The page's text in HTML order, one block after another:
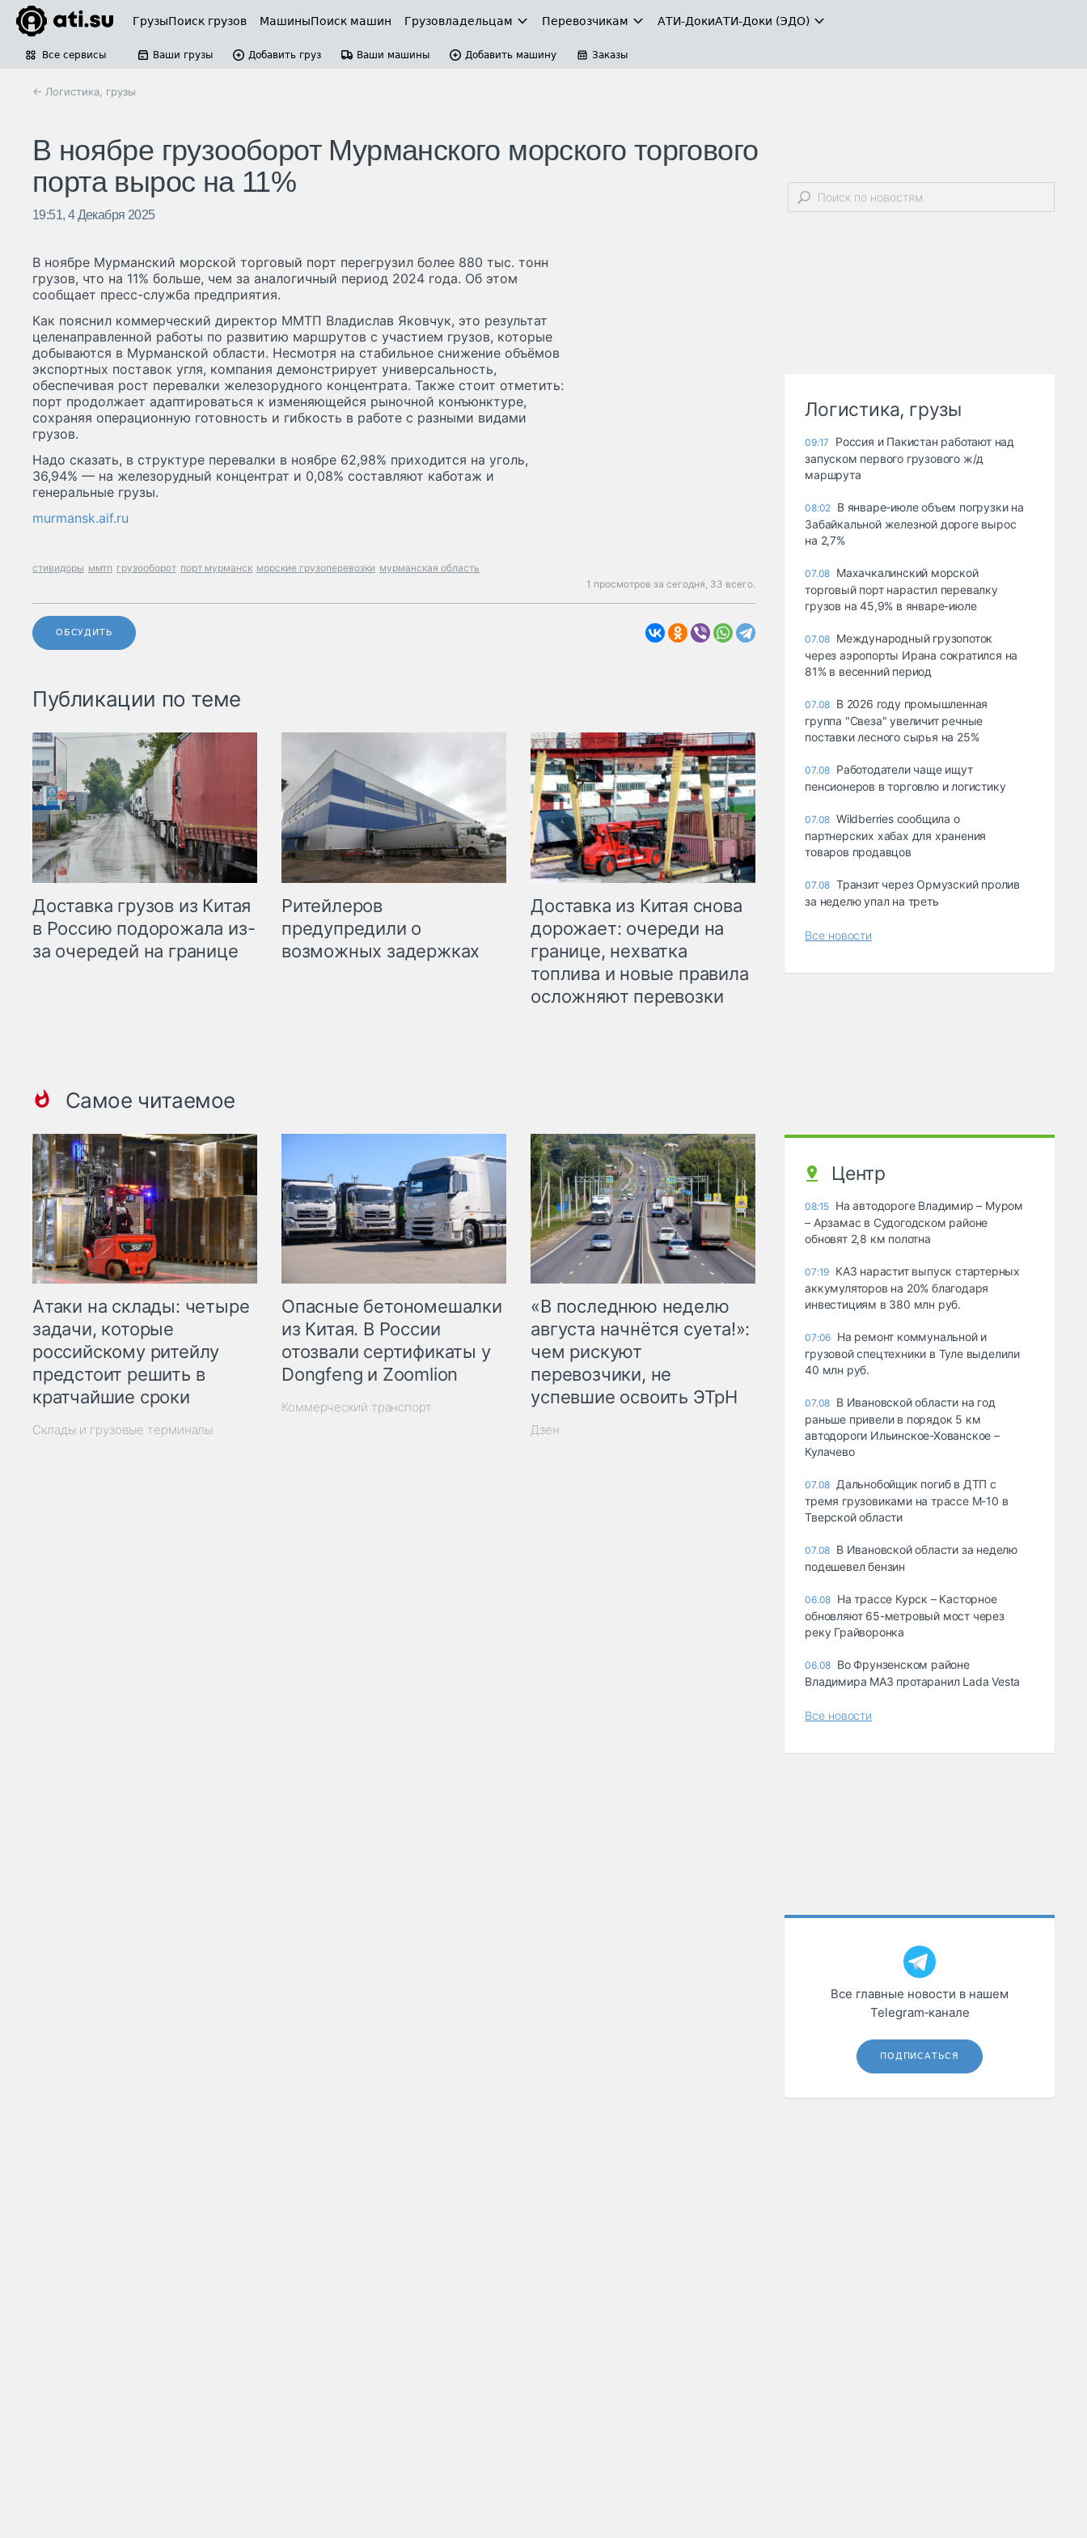
ГрузыПоиск грузов МашиныПоиск машин Грузовладельцам Перевозчикам АТИ-ДокиАТИ-Доки (ЭДО)
Все сервисы Ваши грузы Добавить груз Ваши машины Добавить машину Заказы
← Логистика, грузы
В ноябре грузооборот Мурманского морского торгового
порта вырос на 11%
19:51, 4 Декабря 2025
В ноябре Мурманский морской торговый порт перегрузил более 880 тыс. тонн
грузов, что на 11% больше, чем за аналогичный период 2024 года. Об этом
сообщает пресс-служба предприятия.
Как пояснил коммерческий директор ММТП Владислав Яковчук, это результат
целенаправленной работы по развитию маршрутов с участием грузов, которые
добываются в Мурманской области. Несмотря на стабильное снижение объёмов
экспортных поставок угля, компания демонстрирует универсальность,
обеспечивая рост перевалки железорудного концентрата. Также стоит отметить:
порт продолжает адаптироваться к изменяющейся рыночной конъюнктуре,
сохраняя операционную готовность и гибкость в работе с разными видами
грузов.
Надо сказать, в структуре перевалки в ноябре 62,98% приходится на уголь,
36,94% — на железорудный концентрат и 0,08% составляют каботаж и
генеральные грузы.
murmansk.aif.ru
стивидоры ммтп грузооборот порт мурманск морские грузоперевозки мурманская область
1 просмотров за сегодня, 33 всего.
ОБСУДИТЬ
Публикации по теме
Доставка грузов из Китая
в Россию подорожала из-
за очередей на границе
Ритейлеров
предупредили о
возможных задержках
Доставка из Китая снова
дорожает: очереди на
границе, нехватка
топлива и новые правила
осложняют перевозки
Самое читаемое
Атаки на склады: четыре
задачи, которые
российскому ритейлу
предстоит решить в
кратчайшие сроки
Склады и грузовые терминалы
Опасные бетономешалки
из Китая. В России
отозвали сертификаты у
Dongfeng и Zoomlion
Коммерческий транспорт
«В последнюю неделю
августа начнётся суета!»:
чем рискуют
перевозчики, не
успевшие освоить ЭТрН
Дзен
Логистика, грузы
09:17
Россия и Пакистан работают над
запуском первого грузового ж/д
маршрута
08:02 В январе-июле объем погрузки на
Забайкальной железной дороге вырос
на 2,7%
07.08 Махачкалинский морской
торговый порт нарастил перевалку
грузов на 45,9% в январе-июле
07.08 Международный грузопоток
через аэропорты Ирана сократился на
81% в весенний период
07.08 В 2026 году промышленная
группа "Свеза" увеличит речные
поставки лесного сырья на 25%
07.08 Работодатели чаще ищут
пенсионеров в торговлю и логистику
07.08 Wildberries сообщила о
партнерских хабах для хранения
товаров продавцов
07.08 Транзит через Ормузский пролив
за неделю упал на треть
Все новости
Центр
08:15 На автодороге Владимир – Муром
– Арзамас в Судогодском районе
обновят 2,8 км полотна
07:19 КАЗ нарастит выпуск стартерных
аккумуляторов на 20% благодаря
инвестициям в 380 млн руб.
07:06 На ремонт коммунальной и
грузовой спецтехники в Туле выделили
40 млн руб.
07.08 В Ивановской области на год
раньше привели в порядок 5 км
автодороги Ильинское-Хованское –
Кулачево
07.08 Дальнобойщик погиб в ДТП с
тремя грузовиками на трассе М-10 в
Тверской области
07.08 В Ивановской области за неделю
подешевел бензин
06.08 На трассе Курск – Касторное
обновляют 65-метровый мост через
реку Грайворонка
06.08 Во Фрунзенском районе
Владимира МАЗ протаранил Lada Vesta
Все новости
Все главные новости в нашем
Telegram‑канале
ПОДПИСАТЬСЯ